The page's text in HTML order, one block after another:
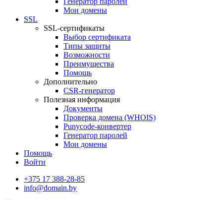
Мои домены
SSL
SSL-сертификаты
Выбор сертификата
Типы защиты
Возможности
Преимущества
Помощь
Дополнительно
CSR-генератор
Полезная информация
Документы
Проверка домена (WHOIS)
Punycode-конвертер
Генератор паролей
Мои домены
Помощь
Войти
+375 17 388-28-85
info@domain.by